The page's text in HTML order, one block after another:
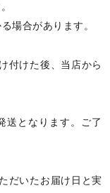
場合があります。
付けた後、当店から
送となります。ご了
だいたお届け日と実